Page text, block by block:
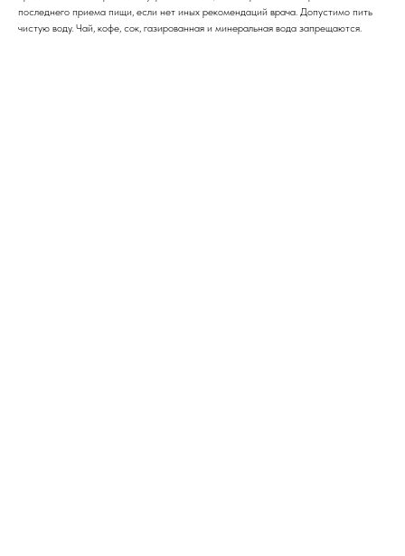
последнего приема пищи, если нет иных рекомендаций врача. Допустимо пить
чистую воду. Чай, кофе, сок, газированная и минеральная вода запрещаются.